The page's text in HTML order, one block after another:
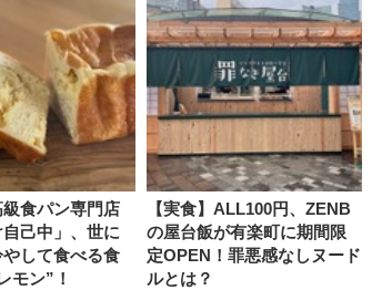
級食パン専門店
自己中」、世に
して食べる食
モン”！
【実食】ALL100円、ZENB
の屋台飯が有楽町に期間限
定OPEN！罪悪感なしヌード
ルとは？